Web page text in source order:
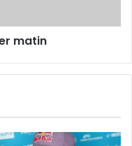
matin